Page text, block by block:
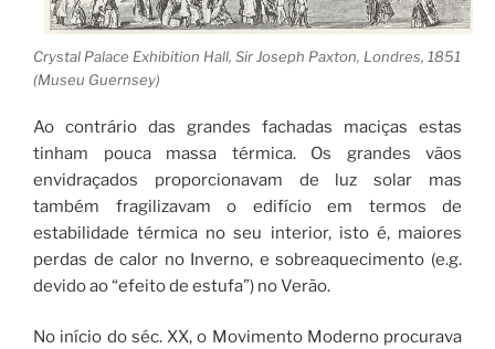
Crystal Palace Exhibition Hall, Sir Joseph Paxton, Londres, 1851
(Museu Guernsey)
Ao contrário das grandes fachadas maciças estas
tinham pouca massa térmica. Os grandes vãos
envidraçados proporcionavam de luz solar mas
também fragilizavam o edifício em termos de
estabilidade térmica no seu interior, isto é, maiores
perdas de calor no Inverno, e sobreaquecimento (e.g.
devido ao “efeito de estufa”) no Verão.
No início do séc. XX, o Movimento Moderno procurava